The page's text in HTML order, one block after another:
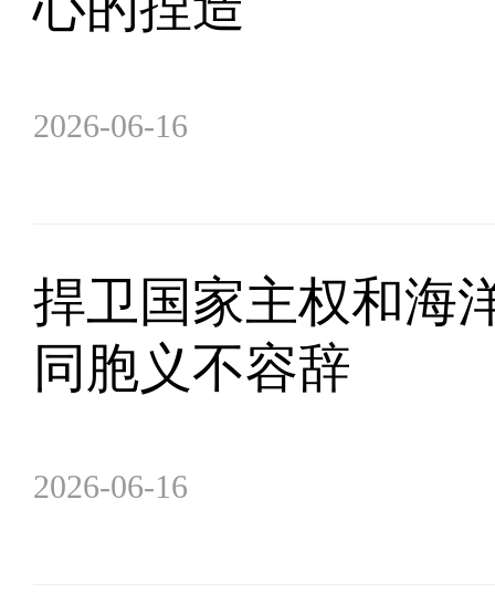
2026-06-16
捍卫国家主权和海
同胞义不容辞
2026-06-16